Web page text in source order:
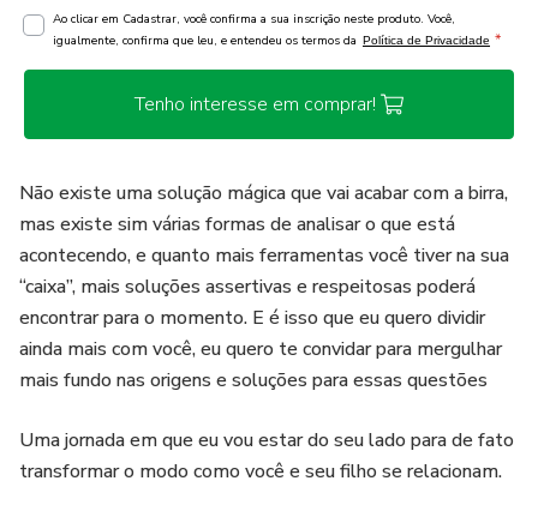
Ao clicar em Cadastrar, você confirma a sua inscrição neste produto. Você,
igualmente, confirma que leu, e entendeu os termos da Política de Privacidade *
Tenho interesse em comprar!
Não existe uma solução mágica que vai acabar com a birra,
mas existe sim várias formas de analisar o que está
acontecendo, e quanto mais ferramentas você tiver na sua
“caixa”, mais soluções assertivas e respeitosas poderá
encontrar para o momento. E é isso que eu quero dividir
ainda mais com você, eu quero te convidar para mergulhar
mais fundo nas origens e soluções para essas questões
Uma jornada em que eu vou estar do seu lado para de fato
transformar o modo como você e seu filho se relacionam.